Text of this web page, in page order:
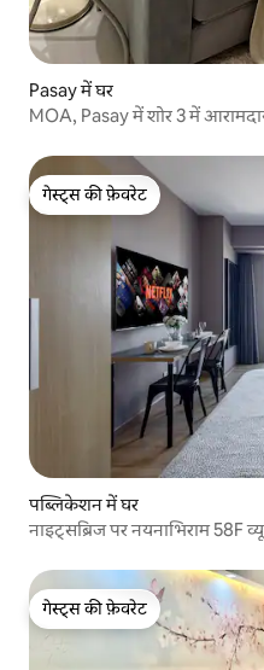
Pasay में घर
MOA, Pasay में शोर 3 में
गेस्ट्स की फ़ेवरेट
गेस्ट्स की फ़ेवरेट
पब्लिकेशन में घर
नाइट्सब्रिज पर नयनाभिराम 58F
गेस्ट्स की फ़ेवरेट
गेस्ट्स की फ़ेवरेट